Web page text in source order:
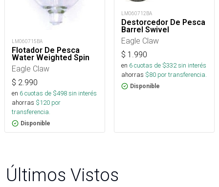
LM060715BA
Flotador De Pesca
Water Weighted Spin
Eagle Claw
$ 2.990
en 6cuotas de $498sin interés
ahorras $120 por
transferencia.
Disponible
LM060712BA
Destorcedor De Pesca
Barrel Swivel
Eagle Claw
$ 1.990
en 6cuotas de $332sin interés
ahorras $80 por transferencia.
Disponible
Últimos Vistos